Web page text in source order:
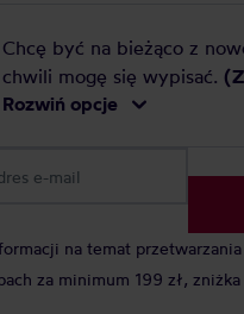
Chcę być na bieżąco z
chwili mogę się wypisać.
Rozwiń opcje
na temat
za minimum 199 zł,